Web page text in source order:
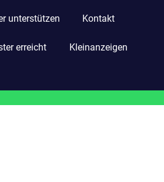
unterstützen Kontakt
erreicht Kleinanzeigen